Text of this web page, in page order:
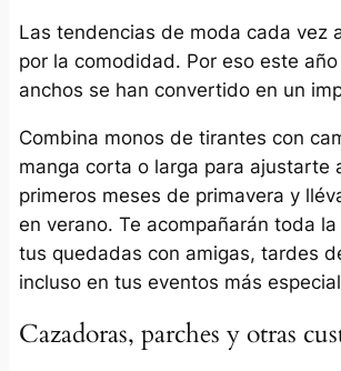
Las tendencias de moda cada vez
por la comodidad. Por eso este
anchos se han convertido en un
Combina monos de tirantes con
manga corta o larga para ajustarte
primeros meses de primavera y
en verano. Te acompañarán toda
tus quedadas con amigas, tardes
incluso en tus eventos más
Cazadoras, parches y otras